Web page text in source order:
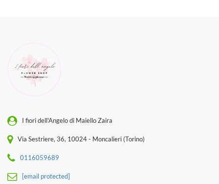
I fiori dell'Angelo di Maiello Zaira
Via Sestriere, 36, 10024 - Moncalieri (Torino)
0116059689
[email protected]